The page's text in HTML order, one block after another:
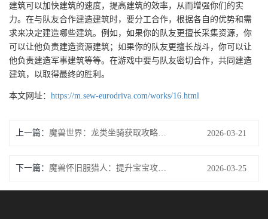
建筑可以加快建筑的速度，提高建筑的效率，从而增强你们的实
力。在与队友合作建造建筑时，要分工合作，根据各自的优势和需
求来决定建造哪些建筑。例如，如果你的队友更擅长采集资源，你
可以让他负责建造资源建筑；如果你的队友更擅长战斗，你可以让
他负责建造军事建筑等等。在游戏中要与队友密切合作，共同建造
建筑，以取得最终的胜利。
本文网址： https://m.sew-eurodriva.com/works/16.html
上一篇： 2026-03-21
下一篇： 2026-03-25